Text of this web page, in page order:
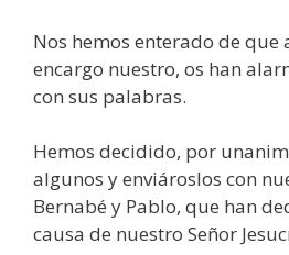
Nos hemos enterado de que
encargo nuestro, os han
con sus palabras.
Hemos decidido, por
algunos y enviároslos con
Bernabé y Pablo, que han
causa de nuestro Señor